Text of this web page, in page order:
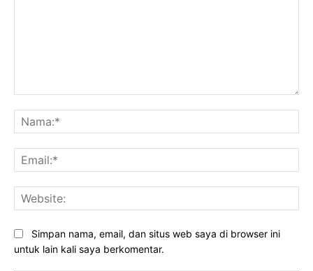
Simpan nama, email, dan situs web saya di browser ini
untuk lain kali saya berkomentar.